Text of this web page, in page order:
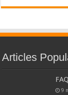
Articles
9